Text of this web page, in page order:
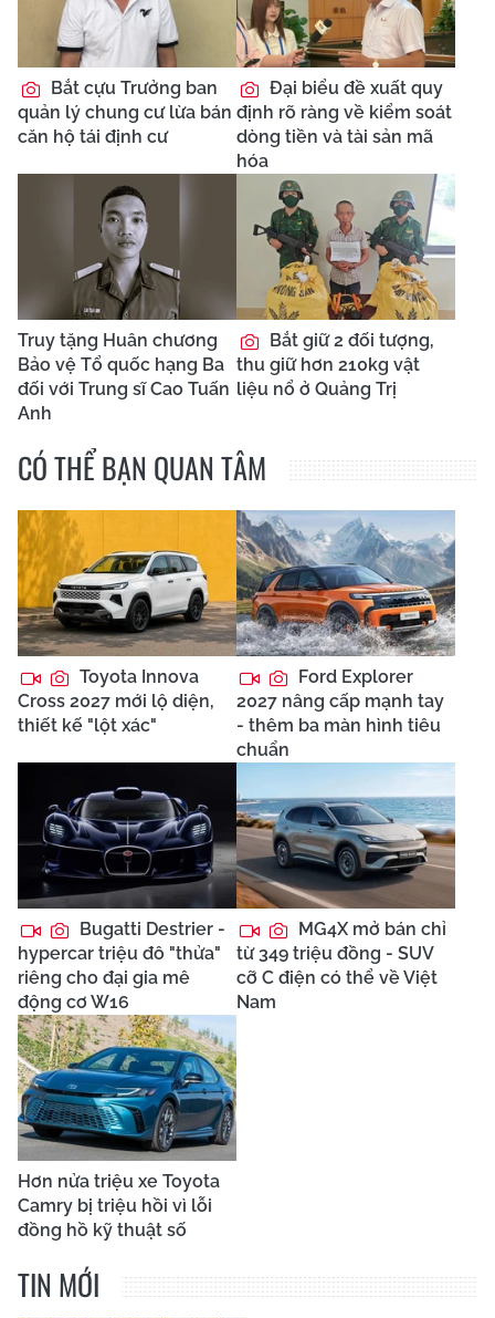
Bắt cựu Trưởng ban
quản lý chung cư lừa bán
căn hộ tái định cư
Đại biểu đề xuất quy
định rõ ràng về kiểm soát
dòng tiền và tài sản mã
hóa
Truy tặng Huân chương
Bảo vệ Tổ quốc hạng Ba
đối với Trung sĩ Cao Tuấn
Anh
Bắt giữ 2 đối tượng,
thu giữ hơn 210kg vật
liệu nổ ở Quảng Trị
CÓ THỂ BẠN QUAN TÂM
Toyota Innova
Cross 2027 mới lộ diện,
thiết kế "lột xác"
Ford Explorer
2027 nâng cấp mạnh tay
- thêm ba màn hình tiêu
chuẩn
Bugatti Destrier -
hypercar triệu đô "thửa"
riêng cho đại gia mê
động cơ W16
MG4X mở bán chỉ
từ 349 triệu đồng - SUV
cỡ C điện có thể về Việt
Nam
Hơn nửa triệu xe Toyota
Camry bị triệu hồi vì lỗi
đồng hồ kỹ thuật số
TIN MỚI